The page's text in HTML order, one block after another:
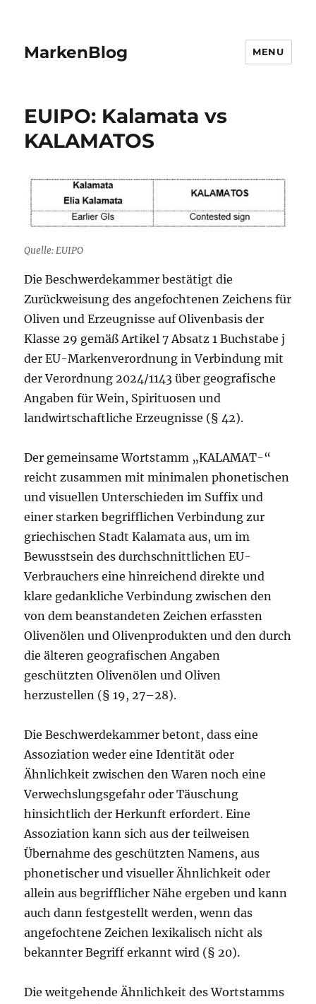
MarkenBlog MENU
EUIPO: Kalamata vs
KALAMATOS
Quelle: EUIPO
Die Beschwerdekammer bestätigt die
Zurückweisung des angefochtenen Zeichens für
Oliven und Erzeugnisse auf Olivenbasis der
Klasse 29 gemäß Artikel 7 Absatz 1 Buchstabe j
der EU-Markenverordnung in Verbindung mit
der Verordnung 2024/1143 über geografische
Angaben für Wein, Spirituosen und
landwirtschaftliche Erzeugnisse (§ 42).
Der gemeinsame Wortstamm „KALAMAT-“
reicht zusammen mit minimalen phonetischen
und visuellen Unterschieden im Suffix und
einer starken begrifflichen Verbindung zur
griechischen Stadt Kalamata aus, um im
Bewusstsein des durchschnittlichen EU-
Verbrauchers eine hinreichend direkte und
klare gedankliche Verbindung zwischen den
von dem beanstandeten Zeichen erfassten
Olivenölen und Olivenprodukten und den durch
die älteren geografischen Angaben
geschützten Olivenölen und Oliven
herzustellen (§ 19, 27–28).
Die Beschwerdekammer betont, dass eine
Assoziation weder eine Identität oder
Ähnlichkeit zwischen den Waren noch eine
Verwechslungsgefahr oder Täuschung
hinsichtlich der Herkunft erfordert. Eine
Assoziation kann sich aus der teilweisen
Übernahme des geschützten Namens, aus
phonetischer und visueller Ähnlichkeit oder
allein aus begrifflicher Nähe ergeben und kann
auch dann festgestellt werden, wenn das
angefochtene Zeichen lexikalisch nicht als
bekannter Begriff erkannt wird (§ 20).
Die weitgehende Ähnlichkeit des Wortstamms